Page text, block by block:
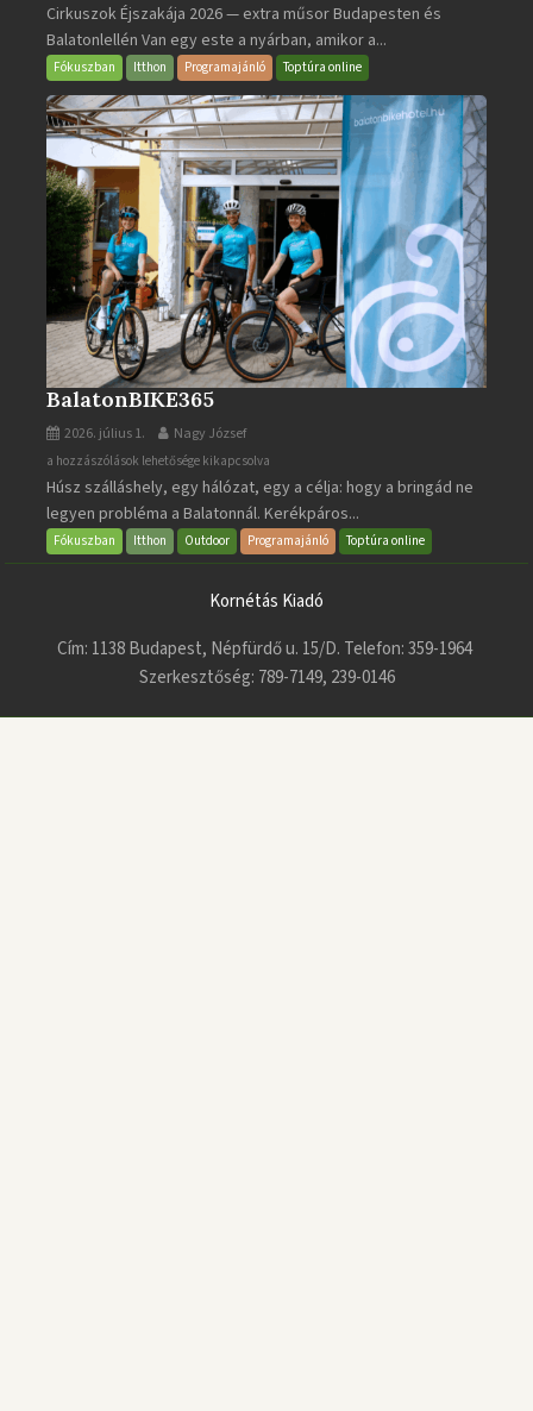
Éjszakája
2026
bejegyzéshez
Cirkuszok Éjszakája 2026 — extra műsor Budapesten és
Balatonlellén Van egy este a nyárban, amikor a...
Fókuszban Itthon Programajánló Toptúra online
BalatonBIKE365
2026. július 1. Nagy József
BalatonBIKE365
bejegyzéshez
a hozzászólások lehetősége kikapcsolva
Húsz szálláshely, egy hálózat, egy a célja: hogy a bringád ne
legyen probléma a Balatonnál. Kerékpáros...
Fókuszban Itthon Outdoor Programajánló Toptúra online
Kornétás Kiadó
Cím: 1138 Budapest, Népfürdő u. 15/D. Telefon: 359-1964
Szerkesztőség: 789-7149, 239-0146